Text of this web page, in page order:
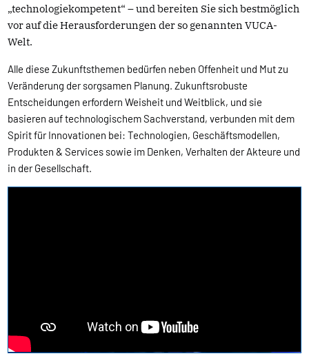
„technologiekompetent“ – und bereiten Sie sich bestmöglich
vor auf die Herausforderungen der so genannten VUCA-
Welt.
Alle diese Zukunftsthemen bedürfen neben Offenheit und Mut zu
Veränderung der sorgsamen Planung. Zukunftsrobuste
Entscheidungen erfordern Weisheit und Weitblick, und sie
basieren auf technologischem Sachverstand, verbunden mit dem
Spirit für Innovationen bei: Technologien, Geschäftsmodellen,
Produkten & Services sowie im Denken, Verhalten der Akteure und
in der Gesellschaft.